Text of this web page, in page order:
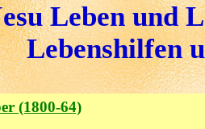
Leben und
Lebenshilfen
(1800-64)